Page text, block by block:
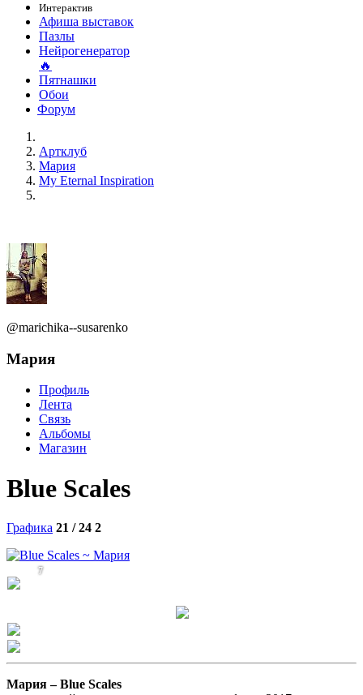
Интерактив
Афиша выставок
Пазлы
Нейрогенератор
🔥
Пятнашки
Обои
Форум
Артклуб
Мария
My Eternal Inspiration
@marichika--susarenko
Мария
Профиль
Лента
Связь
Альбомы
Магазин
Blue Scales
Графика 21 / 24 2
7
Мария –Blue Scales